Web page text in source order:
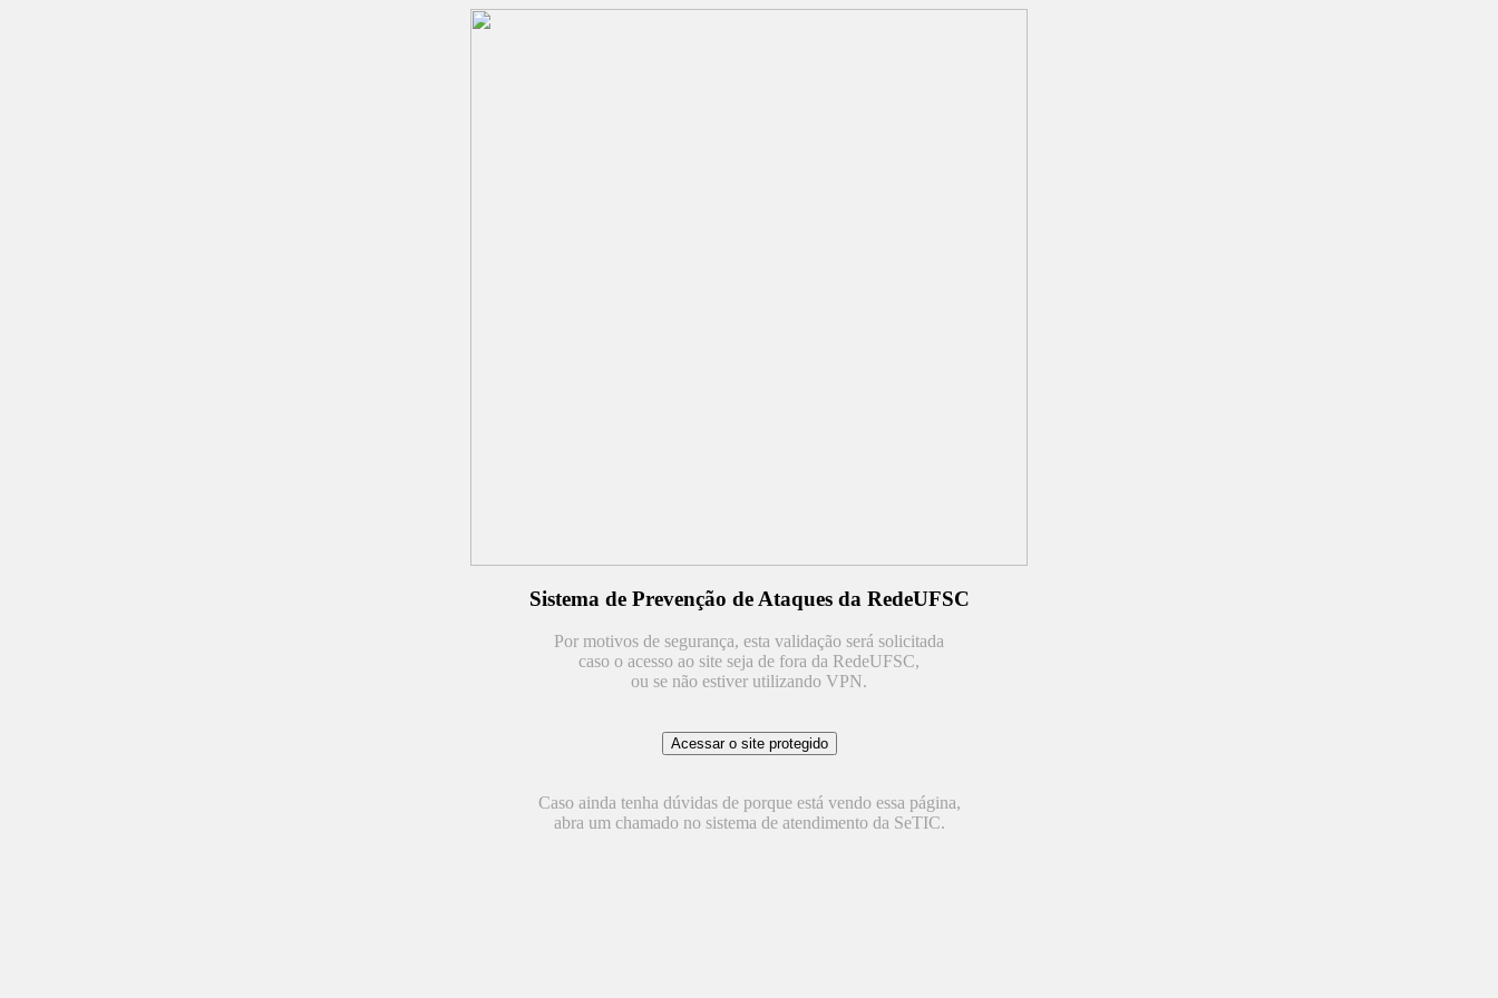
Sistema de Prevenção de Ataques da RedeUFSC
Por motivos de segurança, esta validação será solicitada
caso o acesso ao site seja de fora da RedeUFSC,
ou se não estiver utilizando VPN.
Caso ainda tenha dúvidas de porque está vendo essa página,
abra um chamado no sistema de atendimento da SeTIC.